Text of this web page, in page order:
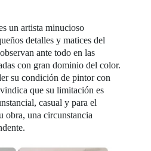
un artista minucioso
detalles y matices del
ante todo en las
con gran dominio del color.
su condición de pintor con
que su limitación es
casual y para el
obra, una circunstancia